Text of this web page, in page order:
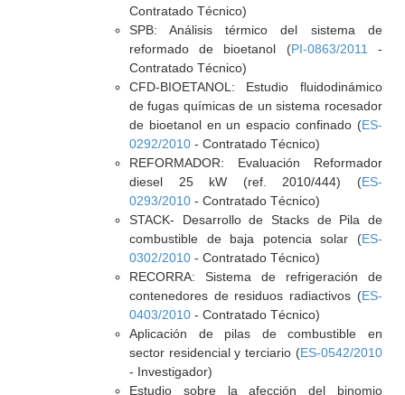
Contratado Técnico)
SPB: Análisis térmico del sistema de
reformado de bioetanol (PI-0863/2011
-
Contratado Técnico)
CFD-BIOETANOL: Estudio fluidodinámico
de fugas químicas de un sistema rocesador
de bioetanol en un espacio confinado (ES-
0292/2010- Contratado Técnico)
REFORMADOR: Evaluación Reformador
diesel 25 kW (ref. 2010/444) (ES-
0293/2010- Contratado Técnico)
STACK- Desarrollo de Stacks de Pila de
combustible de baja potencia solar (ES-
0302/2010- Contratado Técnico)
RECORRA: Sistema de refrigeración de
contenedores de residuos radiactivos (ES-
0403/2010- Contratado Técnico)
Aplicación de pilas de combustible en
sector residencial y terciario (ES-0542/2010
- Investigador)
Estudio sobre la afección del binomio